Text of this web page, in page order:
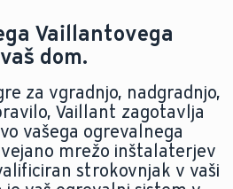
Vaillantovega
dom.
za vgradnjo, nadgradnjo,
Vaillant zagotavlja
vašega ogrevalnega
mrežo inštalaterjev
strokovnjak v vaši